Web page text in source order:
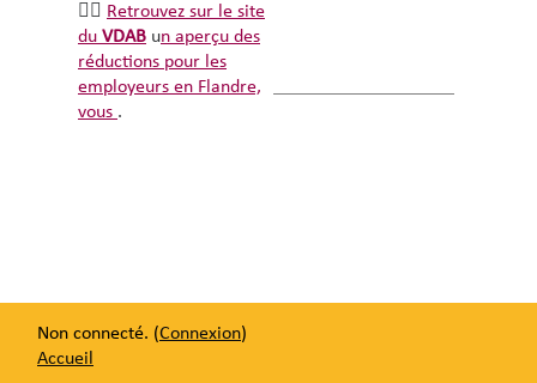
👉🏽 Retrouvez sur le site
du VDAB un aperçu des
réductions pour les
employeurs en Flandre,
vous .
Non connecté. (Connexion)
Accueil